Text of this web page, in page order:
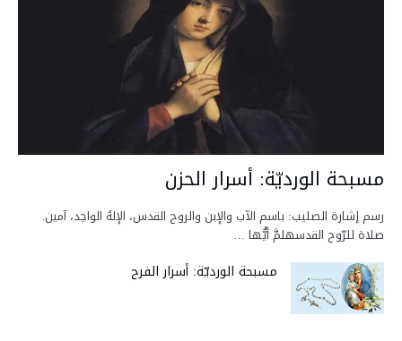
مسبحة الورديّة: أسرار الحزن
رسم إشارة الصليب: باسم الآب والإبن والروح القدس، الإلهُ الواحِد، آمين.
صلاة للرّوح القدسهلمَّ أيُّها …
مسبحة الورديّة: أسرار الفرح